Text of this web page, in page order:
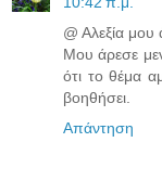
@ Αλεξία
Μου άρεσε
ότι το θέμα
βοηθήσει.
Απάντηση